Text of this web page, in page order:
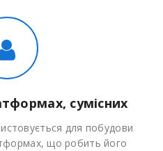
сумісних
для побудови
що робить його